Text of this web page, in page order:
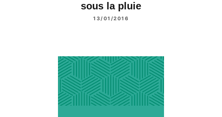
sous la pluie
13/01/2016